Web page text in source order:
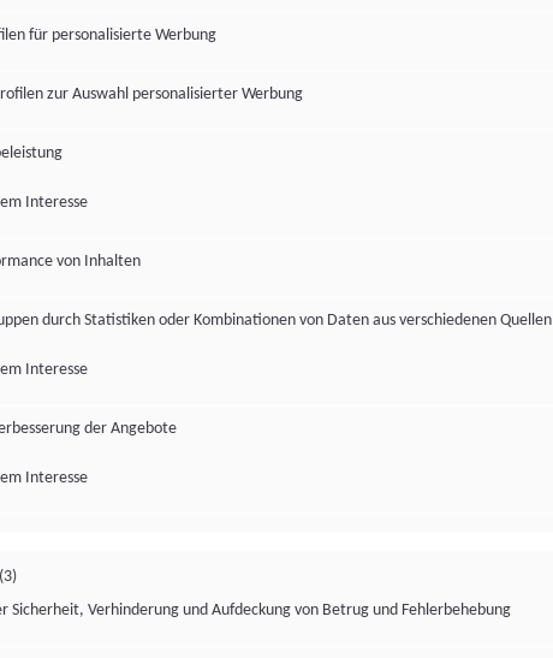
für personalisierte Werbung
zur Auswahl personalisierter Werbung
Interesse
von Inhalten
durch Statistiken oder Kombinationen von Daten aus verschiedenen Quellen
Interesse
der Angebote
Interesse
(3)
Sicherheit, Verhinderung und Aufdeckung von Betrug und Fehlerbehebung